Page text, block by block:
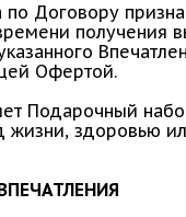
Договору
получения
Офертой.
Подарочный
здоровью